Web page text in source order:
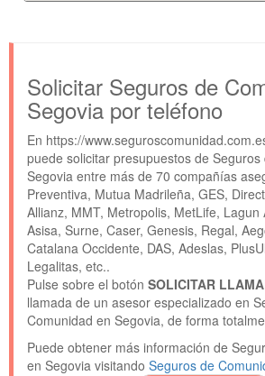
Solicitar Seguros de
Segovia por teléfono
En https://
puede solicitar presupuestos de
Segovia entre más de 70 compañías
Preventiva, Mutua Madrileña, GES,
Allianz, MMT, Metropolis, MetLife, Lagun
Asisa, Surne, Caser, Genesis, Regal,
Catalana Occidente, DAS, Adeslas,
Legalitas, etc..
Pulse sobre el botón SOLICITAR
llamada de un asesor especializado en
Comunidad en Segovia, de forma
Puede obtener más información de
en Segovia visitando Seguros de